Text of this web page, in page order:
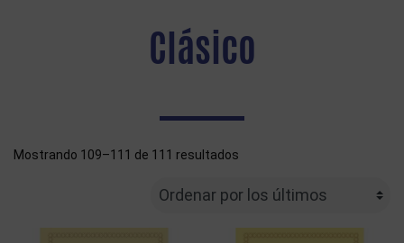
Clásico
Mostrando 109–111 de 111 resultados